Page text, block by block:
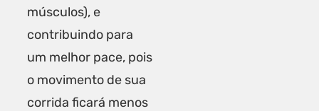
músculos), e
contribuindo para
um melhor pace, pois
o movimento de sua
corrida ficará menos